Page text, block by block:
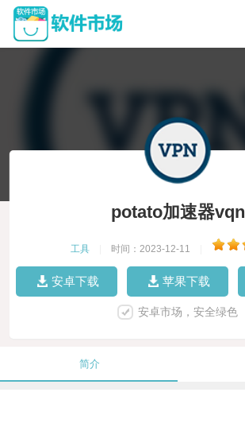
potato加速器vqn
工具 时间：2023-12-11
安卓下载 苹果下载
安卓市场，安全绿色
简介